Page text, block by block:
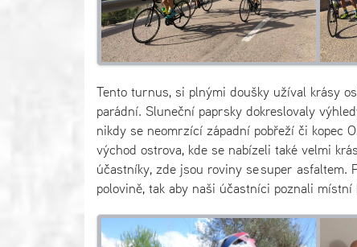
Tento turnus, si plnými doušky užíval krásy
parádní. Sluneční paprsky dokreslovaly
nikdy se neomrzící západní pobřeží či kopec
východ ostrova, kde se nabízeli také velmi
účastníky, zde jsou roviny se super
polovině, tak aby naši účastníci poznali